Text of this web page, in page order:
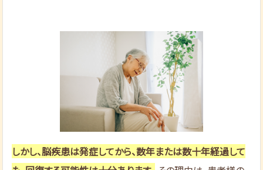
しかし、脳疾患は発症してから、数年または数十年経過して